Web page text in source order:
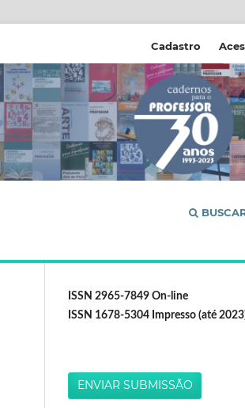
Cadastro
ISSN 2965-7849 On-line
ISSN 1678-5304 Impresso (até
ENVIAR SUBMISSÃO